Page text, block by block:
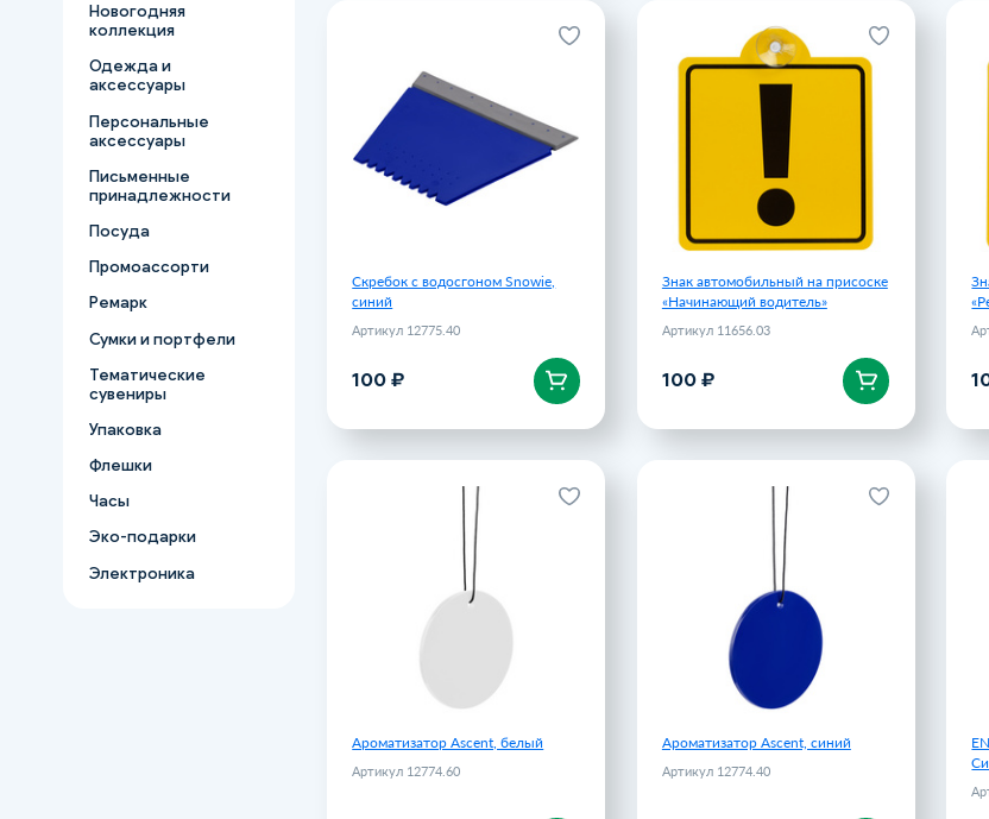
Новогодняя
коллекция
Одежда и
аксессуары
Персональные
аксессуары
Письменные
принадлежности
Посуда
Промоассорти
Ремарк
Сумки и портфели
Тематические
сувениры
Упаковка
Флешки
Часы
Эко-подарки
Электроника
Скребок с водосгоном Snowie,
синий
Артикул 12775.40
100 ₽
Скребок с водосгоном Snowie,
100 ₽
Знак автомобильный на присоске
«Начинающий водитель»
Артикул 11656.03
100 ₽
Знак автомобильный на присоске
«Начинающий водитель»
Артикул 11656.03
Ароматизатор Ascent, белый
Артикул 12774.60
Ароматизатор Ascent, белый
Артикул 12774.60
Ароматизатор Ascent, синий
Артикул 12774.40
Ароматизатор Ascent, синий
Артикул 12774.40